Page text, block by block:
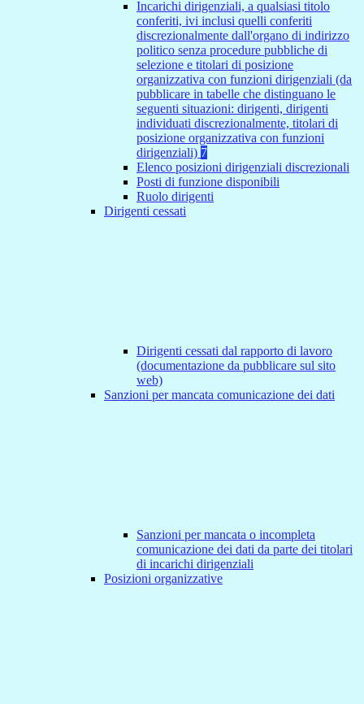
Incarichi dirigenziali, a qualsiasi titolo
conferiti, ivi inclusi quelli conferiti
discrezionalmente dall'organo di indirizzo
politico senza procedure pubbliche di
selezione e titolari di posizione
organizzativa con funzioni dirigenziali (da
pubblicare in tabelle che distinguano le
seguenti situazioni: dirigenti, dirigenti
individuati discrezionalmente, titolari di
posizione organizzativa con funzioni
dirigenziali) 7
Elenco posizioni dirigenziali discrezionali
Posti di funzione disponibili
Ruolo dirigenti
Dirigenti cessati
Dirigenti cessati dal rapporto di lavoro
(documentazione da pubblicare sul sito
web)
Sanzioni per mancata comunicazione dei dati
Sanzioni per mancata o incompleta
comunicazione dei dati da parte dei titolari
di incarichi dirigenziali
Posizioni organizzative